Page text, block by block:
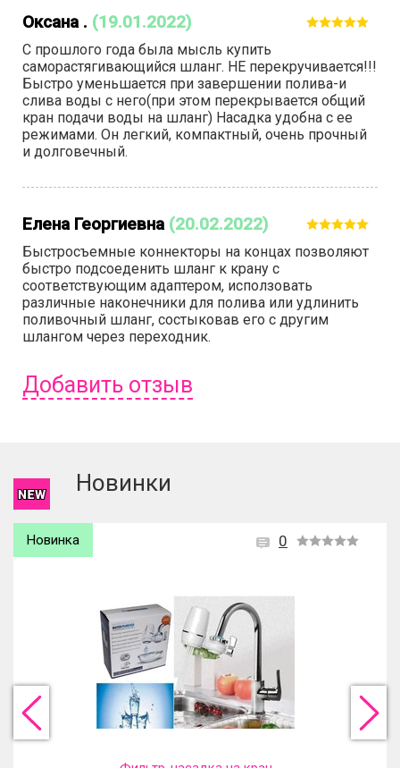
Оксана . (19.01.2022)
С прошлого года была мысль купить
саморастягивающийся шланг. НЕ перекручивается!!!
Быстро уменьшается при завершении полива-и
слива воды с него(при этом перекрывается общий
кран подачи воды на шланг) Насадка удобна с ее
режимами. Он легкий, компактный, очень прочный
и долговечный.
Елена Георгиевна (20.02.2022)
Быстросъемные коннекторы на концах позволяют
быстро подсоеденить шланг к крану с
соответствующим адаптером, исползовать
различные наконечники для полива или удлинить
поливочный шланг, состыковав его с другим
шлангом через переходник.
Добавить отзыв
Новинки
0
Новинка